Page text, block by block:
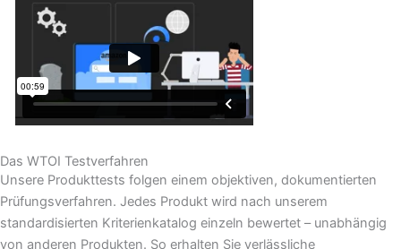
Das WTOI Testverfahren
Unsere Produkttests folgen einem objektiven, dokumentierten
Prüfungsverfahren. Jedes Produkt wird nach unserem
standardisierten Kriterienkatalog einzeln bewertet – unabhängig
von anderen Produkten. So erhalten Sie verlässliche